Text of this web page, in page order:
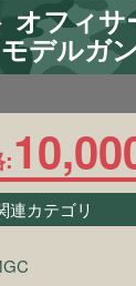
オフィサ
デルガン
:
連カテゴリ